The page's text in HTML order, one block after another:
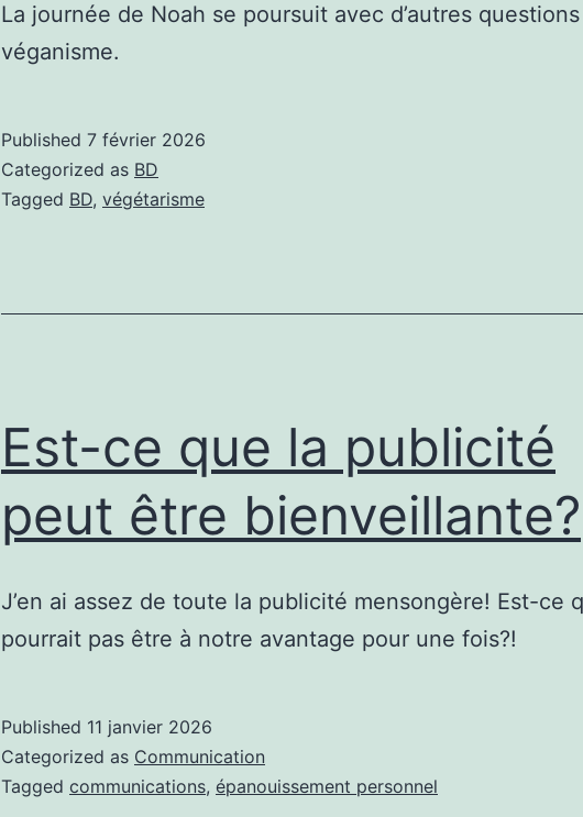
La journée de Noah se poursuit avec d’autres
véganisme.
Published 7 février 2026
Categorized as BD
Tagged BD, végétarisme
Est-ce que la publicité
peut être bienveillante?
J’en ai assez de toute la publicité mensongère! Est-ce
pourrait pas être à notre avantage pour une fois?!
Published 11 janvier 2026
Categorized as Communication
Tagged communications, épanouissement personnel